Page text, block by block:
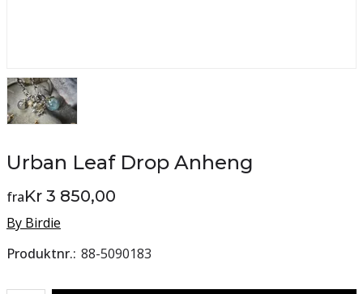
Urban Leaf Drop Anheng
fraKr 3 850,00
By Birdie
Produktnr. 88-5090183